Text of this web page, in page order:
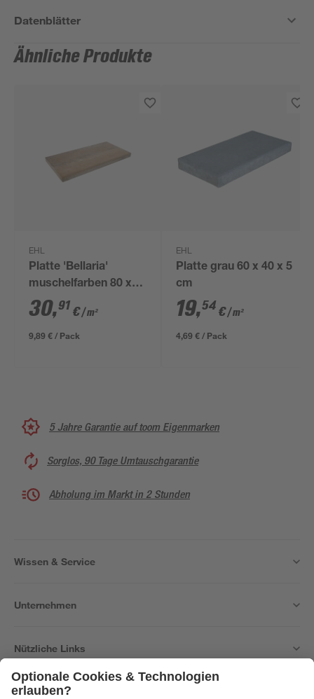
Datenblätter
Ähnliche Produkte
EHL
Platte 'Bellaria'
muschelfarben 80 x
40 x 5 cm
30,91 €/ m²
9,89 € / Pack
EHL
Platte grau 60 x 40 x 5
cm
19,54 €/ m²
4,69 € / Pack
5 Jahre Garantie auf toom Eigenmarken
Sorglos, 90 Tage Umtauschgarantie
Abholung im Markt in 2 Stunden
Wissen & Service
Unternehmen
Nützliche Links